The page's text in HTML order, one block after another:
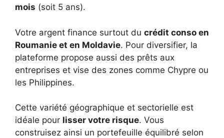
mois (soit 5 ans).
Votre argent finance surtout du crédit conso en
Roumanie et en Moldavie. Pour diversifier, la
plateforme propose aussi des prêts aux
entreprises et vise des zones comme Chypre ou
les Philippines.
Cette variété géographique et sectorielle est
idéale pour lisser votre risque. Vous
construisez ainsi un portefeuille équilibré selon